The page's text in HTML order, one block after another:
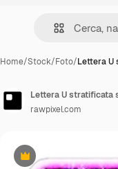
Home/Stock/Foto/Lettera U
Premium
Lettera U stratificata
rawpixel.com